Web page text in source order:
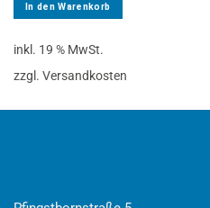
In den Warenkorb
inkl. 19 % MwSt.
zzgl. Versandkosten